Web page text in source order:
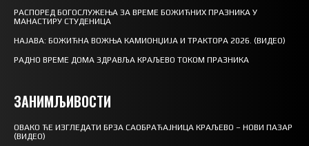
РАСПОРЕД БОГОСЛУЖЕЊА ЗА ВРЕМЕ БОЖИЋНИХ ПРАЗНИКА У
МАНАСТИРУ СТУДЕНИЦА
НАЈАВА: БОЖИЋНА ВОЖЊА КАМИОНЏИЈА И ТРАКТОРА 2026. (ВИДЕО)
РАДНО ВРЕМЕ ДОМА ЗДРАВЉА КРАЉЕВО ТОКОМ ПРАЗНИКА
ЗАНИМЉИВОСТИ
ОВАКО ЋЕ ИЗГЛЕДАТИ БРЗА САОБРАЋАЈНИЦА КРАЉЕВО – НОВИ ПАЗАР
(ВИДЕО)